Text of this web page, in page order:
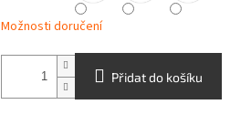
Možnosti doručení
Přidat do košíku